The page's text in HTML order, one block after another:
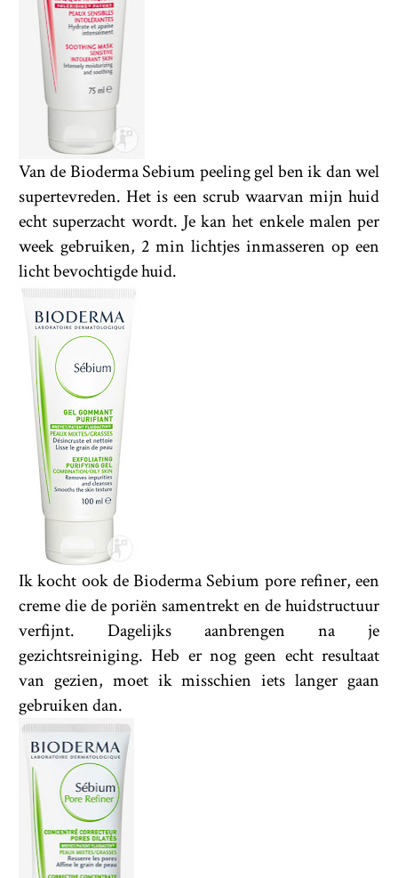
Van de Bioderma Sebium peeling gel ben ik dan wel
supertevreden. Het is een scrub waarvan mijn huid
echt superzacht wordt. Je kan het enkele malen per
week gebruiken, 2 min lichtjes inmasseren op een
licht bevochtigde huid.
Ik kocht ook de Bioderma Sebium pore refiner, een
creme die de poriën samentrekt en de huidstructuur
verfijnt. Dagelijks aanbrengen na je
gezichtsreiniging. Heb er nog geen echt resultaat
van gezien, moet ik misschien iets langer gaan
gebruiken dan.